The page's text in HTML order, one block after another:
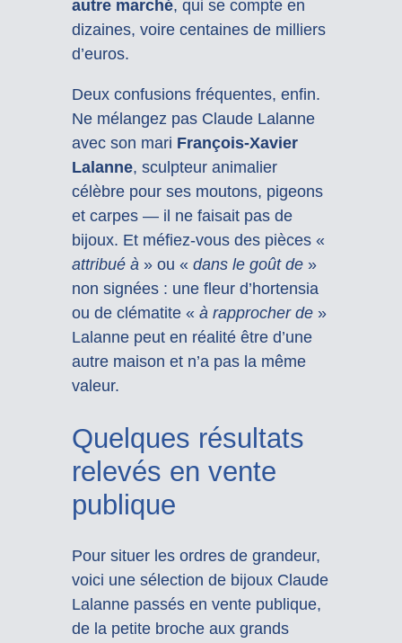
autre marché, qui se compte en
dizaines, voire centaines de milliers
d’euros.
Deux confusions fréquentes, enfin.
Ne mélangez pas Claude Lalanne
avec son mari François-Xavier
Lalanne, sculpteur animalier
célèbre pour ses moutons, pigeons
et carpes — il ne faisait pas de
bijoux. Et méfiez-vous des pièces «
attribué à » ou « dans le goût de»
non signées : une fleur d’hortensia
ou de clématite « à rapprocher de»
Lalanne peut en réalité être d’une
autre maison et n’a pas la même
valeur.
Quelques résultats
relevés en vente
publique
Pour situer les ordres de grandeur,
voici une sélection de bijoux Claude
Lalanne passés en vente publique,
de la petite broche aux grands